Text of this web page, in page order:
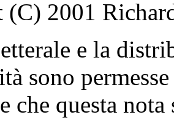
2001
e la
sono
che questa